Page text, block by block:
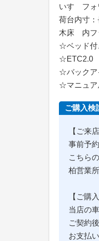
いすゞフ
荷台内寸
木床 内フ
☆ベッド付
☆ETC2.0
☆バックア
☆マニュア
ご購入検
【ご来
事前予
こちら
柏営業
【ご購
当店の
ご契約
お支払